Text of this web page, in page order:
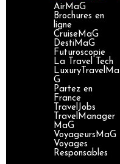
AirMaG
Brochures en
ligne
CruiseMaG
DestiMaG
Futuroscopie
La Travel Tech
LuxuryTravelMa
G
Partez en
France
TravelJobs
TravelManager
MaG
VoyageursMaG
Voyages
Responsables